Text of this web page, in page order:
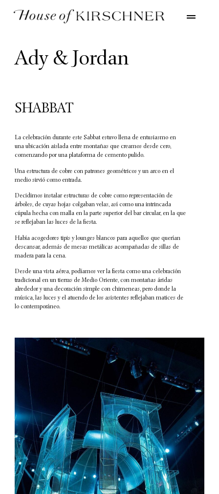
Ady & Jordan
SHABBAT
La celebración durante este Sabbat estuvo llena de entusiasmo en
una ubicación aislada entre montañas que creamos desde cero,
comenzando por una plataforma de cemento pulido.
Una estructura de cobre con patrones geométricos y un arco en el
medio sirvió como entrada.
Decidimos instalar estructuras de cobre como representación de
árboles, de cuyas hojas colgaban velas, así como una intrincada
cúpula hecha con malla en la parte superior del bar circular, en la que
se reflejaban las luces de la fiesta.
Había acogedores tipis y lounges blancos para aquellos que querían
descansar, además de mesas metálicas acompañadas de sillas de
madera para la cena.
Desde una vista aérea, podíamos ver la fiesta como una celebración
tradicional en un tierras de Medio Oriente, con montañas áridas
alrededor y una decoración simple con chimeneas, pero donde la
música, las luces y el atuendo de los asistentes reflejaban matices de
lo contemporáneo.